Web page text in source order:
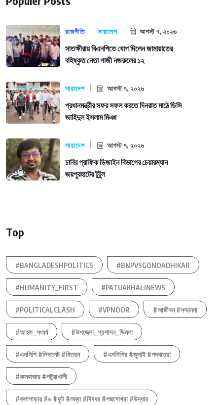
রাজনীতি সারাদেশ আগস্ট ৭, ২০২৬
সাতক্ষীরায় বিএনপিতে যোগ দিলেন জামায়াতের
বহিষ্কৃত নেতা গাজী নজরুলের ১২
সারাদেশ আগস্ট ৭, ২০২৬
প্রধানমন্ত্রীর সফর সফল করতে দিনরাত মাঠে ডিসি
জাহিদুল ইসলাম মিঞা
সারাদেশ আগস্ট ৭, ২০২৬
ঢাবির গ্রাফিক ডিজাইন বিভাগের চেয়ারম্যান
জয়পুরহাটের টুটুল
Top
#BANGLADESHPOLITICS #BNPVSGONOADHIKAR
#HUMANITY_FIRST #PATUAKHALINEWS
#POLITICALCLASH #VPNOOR #আজীবন #সম্মাননা
#আহত_সংঘর্ষ #উপজেলা_প্রশাসন_ডিমলা
#এনসিপি #লিফলেট #বিতরন #এনসিপির #জুলাই #পদযাত্রা
#কক্সবাজার #পটুয়াখালী
#কলাপাড়ায় #৬ #ফুট #লম্বা #বিষধর #পদ্মগোখরা #উদ্ধার